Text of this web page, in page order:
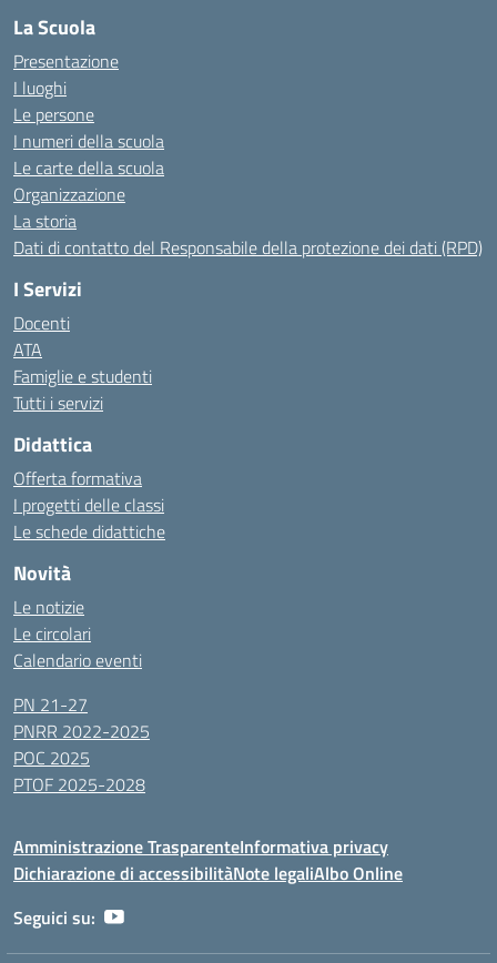
La Scuola
Presentazione
I luoghi
Le persone
I numeri della scuola
Le carte della scuola
Organizzazione
La storia
Dati di contatto del Responsabile della protezione dei dati (RPD)
I Servizi
Docenti
ATA
Famiglie e studenti
Tutti i servizi
Didattica
Offerta formativa
I progetti delle classi
Le schede didattiche
Novità
Le notizie
Le circolari
Calendario eventi
PN 21-27
PNRR 2022-2025
POC 2025
PTOF 2025-2028
Amministrazione TrasparenteInformativa privacy
Dichiarazione di accessibilitàNote legaliAlbo Online
Seguici su: